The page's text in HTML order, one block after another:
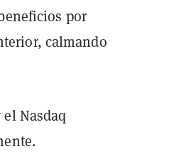
por
calmando
Nasdaq